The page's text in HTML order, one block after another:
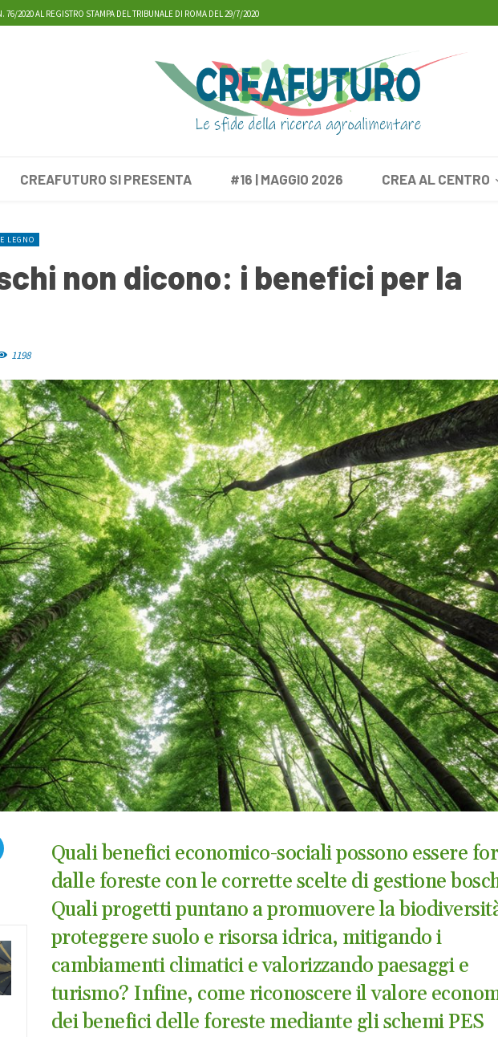
2020 AL REGISTRO STAMPA DEL TRIBUNALE DI ROMA DEL 29/7/2020
CREAFUTURO SI PRESENTA #16 | MAGGIO 2026 CREA AL CENTRO
LEGNO
non dicono: i benefici per la
1198
Quali benefici economico-sociali possono essere
dalle foreste con le corrette scelte di gestione
Quali progetti puntano a promuovere la
proteggere suolo e risorsa idrica, mitigando i
cambiamenti climatici e valorizzando paesaggi e
turismo? Infine, come riconoscere il valore
dei benefici delle foreste mediante gli schemi PES